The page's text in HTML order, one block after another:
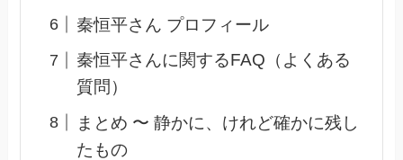
秦恒平さん プロフィール
秦恒平さんに関するFAQ（よくある
質問）
まとめ 〜 静かに、けれど確かに残し
たもの